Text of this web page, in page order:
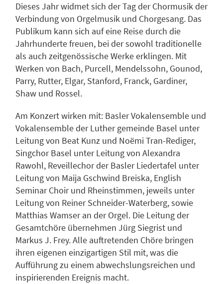
Dieses Jahr widmet sich der Tag der Chormusik der
Verbindung von Orgelmusik und Chorgesang. Das
Publikum kann sich auf eine Reise durch die
Jahrhunderte freuen, bei der sowohl traditionelle
als auch zeitgenössische Werke erklingen. Mit
Werken von Bach, Purcell, Mendelssohn, Gounod,
Parry, Rutter, Elgar, Stanford, Franck, Gardiner,
Shaw und Rossel.
Am Konzert wirken mit: Basler Vokalensemble und
Vokalensemble der Luther gemeinde Basel unter
Leitung von Beat Kunz und Noëmi Tran-Rediger,
Singchor Basel unter Leitung von Alexandra
Rawohl, Reveillechor der Basler Liedertafel unter
Leitung von Maija Gschwind Breiska, English
Seminar Choir und Rheinstimmen, jeweils unter
Leitung von Reiner Schneider-Waterberg, sowie
Matthias Wamser an der Orgel. Die Leitung der
Gesamtchöre übernehmen Jürg Siegrist und
Markus J. Frey. Alle auftretenden Chöre bringen
ihren eigenen einzigartigen Stil mit, was die
Aufführung zu einem abwechslungsreichen und
inspirierenden Ereignis macht.